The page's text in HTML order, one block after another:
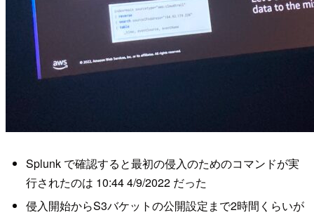
Splunk で確認すると最初の侵入のためのコマンドが実
行されたのは 10:44 4/9/2022 だった
侵入開始からS3バケットの公開設定まで2時間くらいが